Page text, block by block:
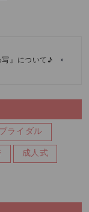
写』について♪ »
ブライダル
成人式